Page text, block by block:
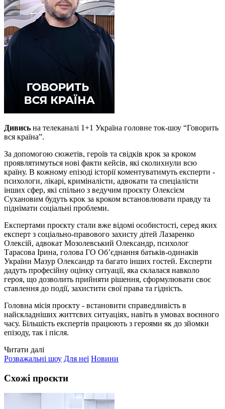
Дивись на телеканалі 1+1 Україна головне ток-шоу “Говорить
вся країна”.
За допомогою сюжетів, героїв та свідків крок за кроком
проявлятимуться нові факти кейсів, які сколихнули всю
країну. В кожному епізоді історії коментуватимуть експерти -
психологи, лікарі, криміналісти, адвокати та спеціалісти
інших сфер, які спільно з ведучим проєкту Олексієм
Сухановим будуть крок за кроком встановлювати правду та
піднімати соціальні проблеми.
Експертами проєкту стали вже відомі особистості, серед яких
експерт з соціально-правового захисту дітей Лазаренко
Олексій, адвокат Мозолевський Олександр, психолог
Тарасова Ірина, голова ГО Об’єднання батьків-одинаків
України Мазур Олександр та багато інших гостей. Експерти
дадуть професійну оцінку ситуації, яка склалася навколо
героя, що дозволить прийняти рішення, сформулювати своє
ставлення до події, захистити свої права та гідність.
Головна місія проєкту - встановити справедливість в
найскладніших життєвих ситуаціях, навіть в умовах воєнного
часу. Більшість експертів працюють з героями як до зйомки
епізоду, так і після.
Читати далі
Розважальні шоу Для неї Новини
Схожі проєкти